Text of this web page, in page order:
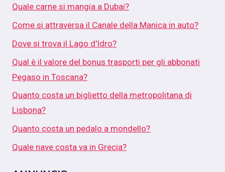
Quale carne si mangia a Dubai?
Come si attraversa il Canale della Manica in auto?
Dove si trova il Lago d'Idro?
Qual è il valore del bonus trasporti per gli abbonati
Pegaso in Toscana?
Quanto costa un biglietto della metropolitana di
Lisbona?
Quanto costa un pedalo a mondello?
Quale nave costa va in Grecia?